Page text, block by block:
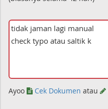
Ayoo Cek Dokumen atau